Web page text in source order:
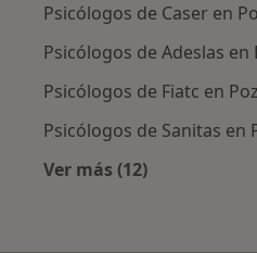
Psicólogos de Caser en
Psicólogos de Adeslas
Psicólogos de Fiatc en
Psicólogos de Sanitas en
Ver más (12)